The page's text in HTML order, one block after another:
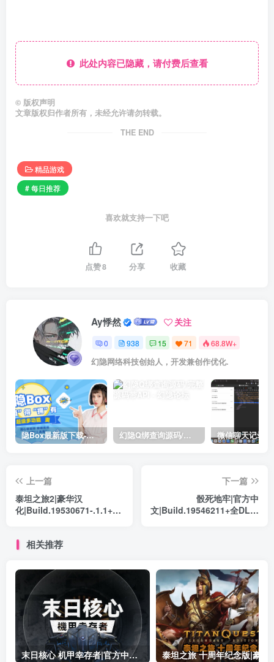
此处内容已隐藏，请付费后查看
© 版权声明
文章版权归作者所有，未经允许请勿转载。
THE END
精品游戏
# 每日推荐
喜欢就支持一下吧
点赞8 分享 收藏
Ay悸然 关注
0 938 15 71 68.8W+
幻隐网络科技创始人，开发兼创作优化.
隐Box最新版下载-极致模式 幻隐Q绑查询源码/完整源码带API
上一篇
泰坦之旅2|豪华汉
化|Build.19530671-.1.1+更
器+联机-支持手柄|解压即撸|
下一篇
骰死地牢|官方中
文|Build.19546211+全DLC|
相关推荐
末日核心 机甲幸存者|官方中文|Build.19601158|解压即撸|